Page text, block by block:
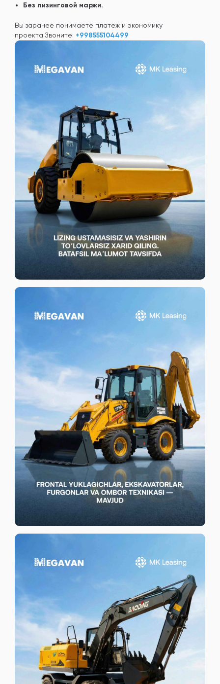
Без лизинговой маржи.
Вы заранее понимаете платеж и экономику
проекта.Звоните: +998555104499